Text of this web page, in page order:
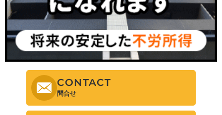
CONTACT
問合せ